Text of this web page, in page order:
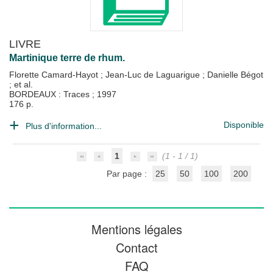
LIVRE
Martinique terre de rhum.
Florette Camard-Hayot ; Jean-Luc de Laguarigue ; Danielle Bégot
; et al.
BORDEAUX : Traces ; 1997
176 p.
Plus d'information... Disponible
1
(1 - 1 / 1)
Par page :
25 50 100 200
Mentions légales
Contact
FAQ